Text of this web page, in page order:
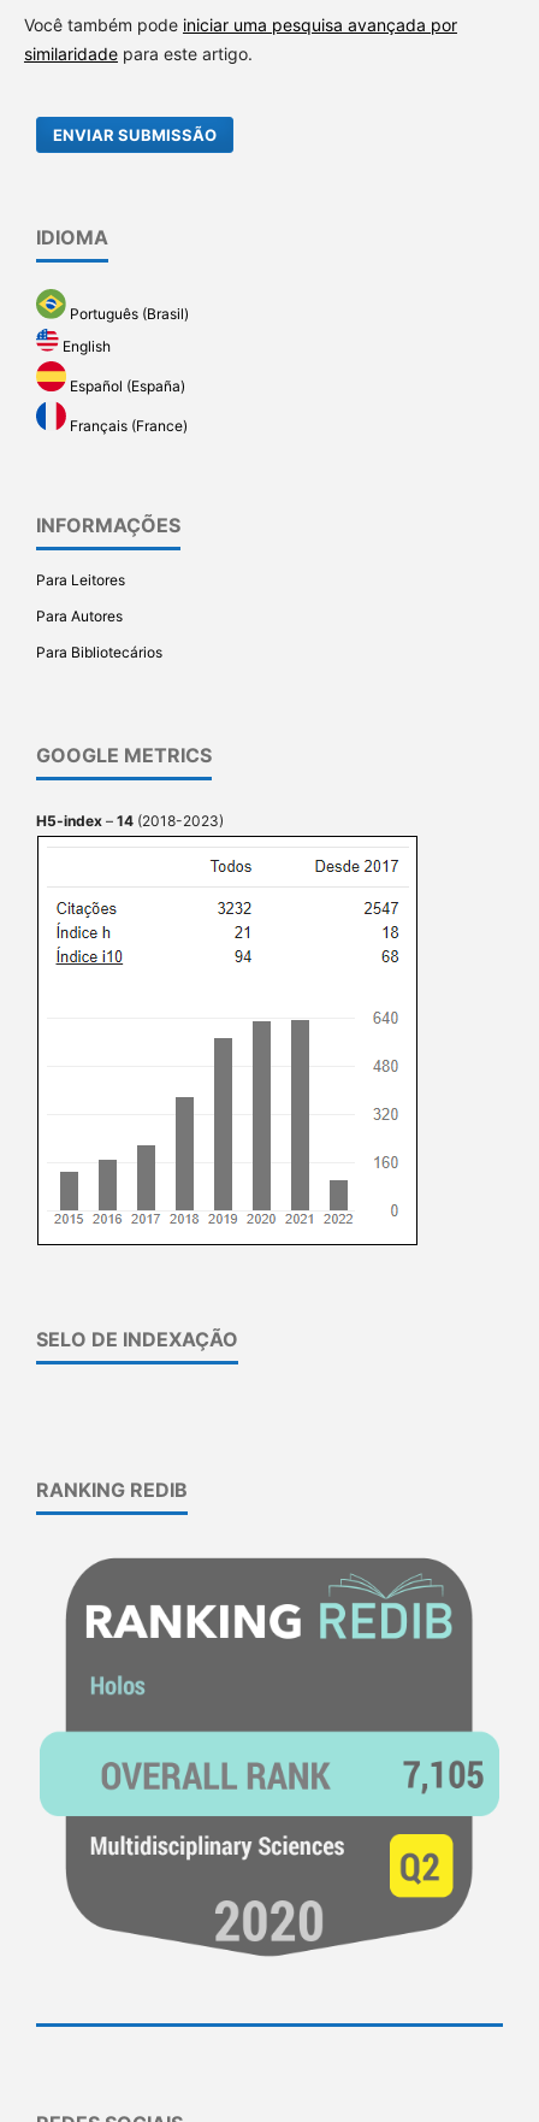
Você também pode iniciar uma pesquisa avançada por
similaridadepara este artigo.
ENVIAR SUBMISSÃO
IDIOMA
Português (Brasil)
English
Español (España)
Français (France)
INFORMAÇÕES
Para Leitores
Para Autores
Para Bibliotecários
GOOGLE METRICS
H5-index – 14 (2018-2023)
SELO DE INDEXAÇÃO
RANKING REDIB